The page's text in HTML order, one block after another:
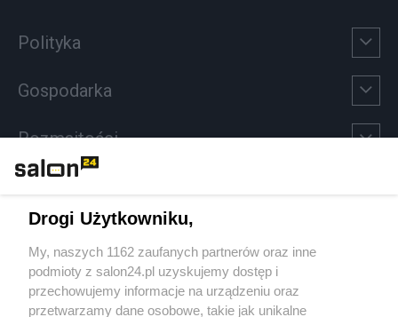
Polityka
Gospodarka
Rozmaitości
Sport
Społeczeństwo
Drogi Użytkowniku,
My, naszych 1162 zaufanych partnerów oraz inne
podmioty z salon24.pl uzyskujemy dostęp i
przechowujemy informacje na urządzeniu oraz
przetwarzamy dane osobowe, takie jak unikalne